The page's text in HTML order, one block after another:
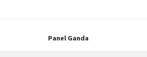
Panel Ganda